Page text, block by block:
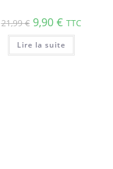
21,99€ 9,90 € TTC
Lire la suite